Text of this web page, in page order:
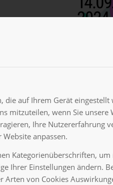
die auf Ihrem Gerät eingestellt
mitzuteilen, wenn Sie unsere
Ihre Nutzererfahrung
anpassen.
Kategorienüberschriften, um
Ihrer Einstellungen ändern.
Arten von Cookies
haben wir